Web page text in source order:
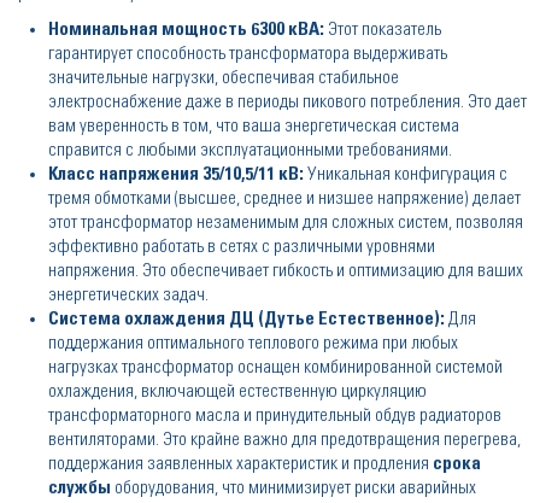
Номинальная мощность 6300 кВА: Этот показатель
гарантирует способность трансформатора выдерживать
значительные нагрузки, обеспечивая стабильное
электроснабжение даже в периоды пикового потребления. Это дает
вам уверенность в том, что ваша энергетическая система
справится с любыми эксплуатационными требованиями.
Класс напряжения 35/10,5/11 кВ: Уникальная конфигурация с
тремя обмотками (высшее, среднее и низшее напряжение) делает
этот трансформатор незаменимым для сложных систем, позволяя
эффективно работать в сетях с различными уровнями
напряжения. Это обеспечивает гибкость и оптимизацию для ваших
энергетических задач.
Система охлаждения ДЦ (Дутье Естественное): Для
поддержания оптимального теплового режима при любых
нагрузках трансформатор оснащен комбинированной системой
охлаждения, включающей естественную циркуляцию
трансформаторного масла и принудительный обдув радиаторов
вентиляторами. Это крайне важно для предотвращения перегрева,
поддержания заявленных характеристик и продления срока
службы оборудования, что минимизирует риски аварийных